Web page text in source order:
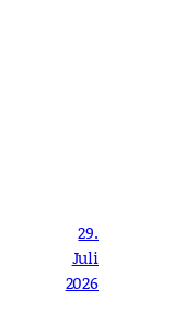
29.
Juli
2026